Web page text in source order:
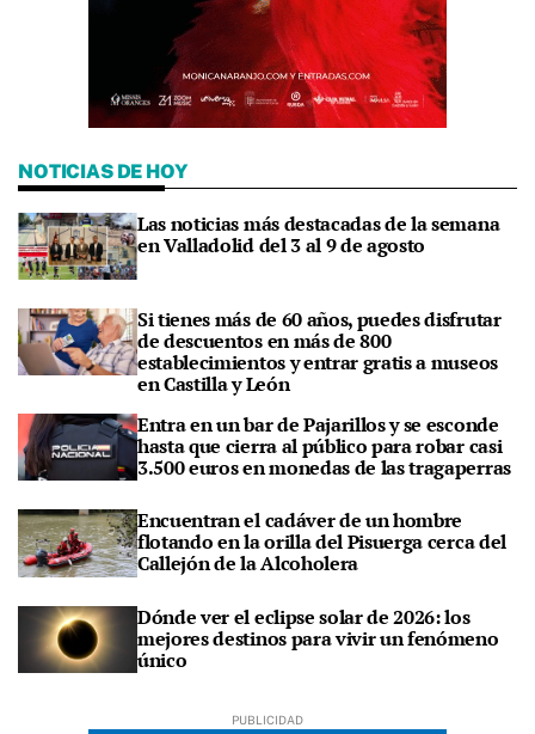
NOTICIAS DE HOY
Las noticias más destacadas de la semana
en Valladolid del 3 al 9 de agosto
Si tienes más de 60 años, puedes disfrutar
de descuentos en más de 800
establecimientos y entrar gratis a museos
en Castilla y León
Entra en un bar de Pajarillos y se esconde
hasta que cierra al público para robar casi
3.500 euros en monedas de las tragaperras
Encuentran el cadáver de un hombre
flotando en la orilla del Pisuerga cerca del
Callejón de la Alcoholera
Dónde ver el eclipse solar de 2026: los
mejores destinos para vivir un fenómeno
único